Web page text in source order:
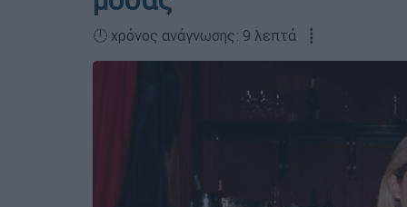
🕛 χρόνος ανάγνωσης: 9 λεπτά ┋